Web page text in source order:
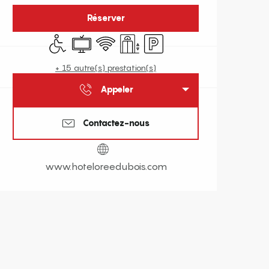
Réserver
Accès handicapés
Télévision
WiFi Ascenseur
Parking
+ 15 autre(s) prestation(s)
Appeler
Contactez-nous
www.hoteloreedubois.com